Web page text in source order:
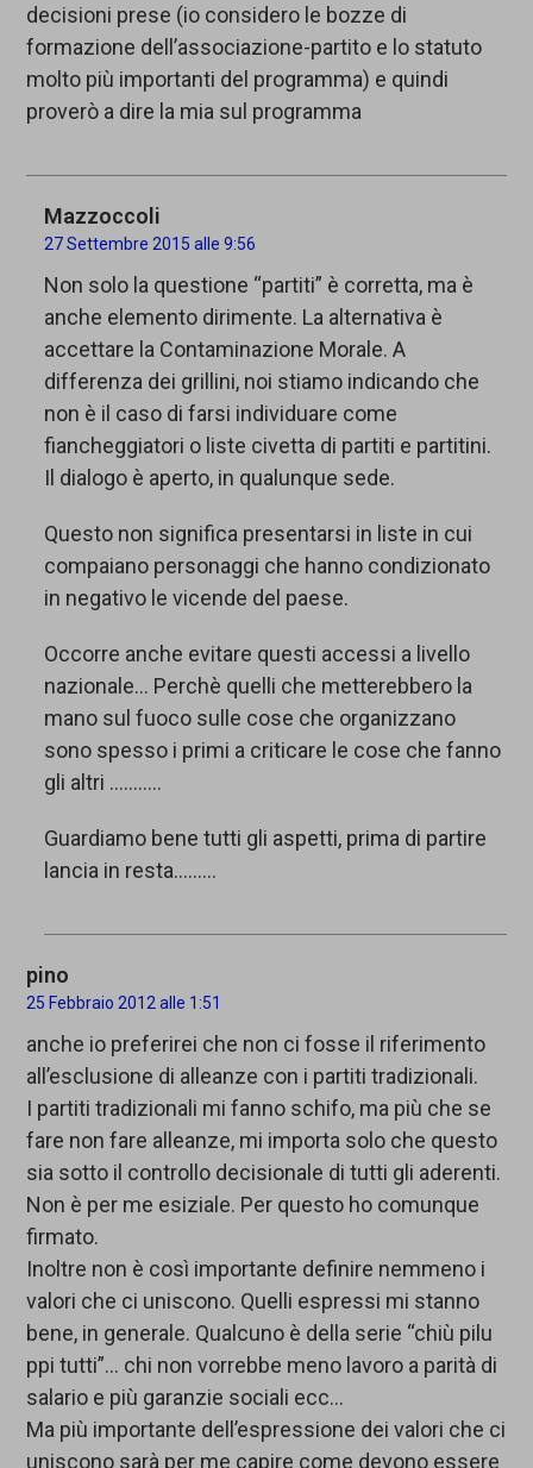
decisioni prese (io considero le bozze di
formazione dell’associazione-partito e lo statuto
molto più importanti del programma) e quindi
proverò a dire la mia sul programma
Mazzoccoli
27 Settembre 2015 alle 9:56
Non solo la questione “partiti” è corretta, ma è
anche elemento dirimente. La alternativa è
accettare la Contaminazione Morale. A
differenza dei grillini, noi stiamo indicando che
non è il caso di farsi individuare come
fiancheggiatori o liste civetta di partiti e partitini.
Il dialogo è aperto, in qualunque sede.
Questo non significa presentarsi in liste in cui
compaiano personaggi che hanno condizionato
in negativo le vicende del paese.
Occorre anche evitare questi accessi a livello
nazionale… Perchè quelli che metterebbero la
mano sul fuoco sulle cose che organizzano
sono spesso i primi a criticare le cose che fanno
gli altri ………..
Guardiamo bene tutti gli aspetti, prima di partire
lancia in resta………
pino
25 Febbraio 2012 alle 1:51
anche io preferirei che non ci fosse il riferimento
all’esclusione di alleanze con i partiti tradizionali.
I partiti tradizionali mi fanno schifo, ma più che se
fare non fare alleanze, mi importa solo che questo
sia sotto il controllo decisionale di tutti gli aderenti.
Non è per me esiziale. Per questo ho comunque
firmato.
Inoltre non è così importante definire nemmeno i
valori che ci uniscono. Quelli espressi mi stanno
bene, in generale. Qualcuno è della serie “chiù pilu
ppi tutti”… chi non vorrebbe meno lavoro a parità di
salario e più garanzie sociali ecc…
Ma più importante dell’espressione dei valori che ci
uniscono sarà per me capire come devono essere